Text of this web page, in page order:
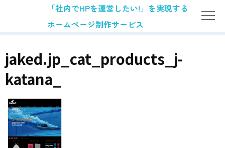
「社内でHPを運営したい!」を実現する
ホームページ制作サービス
jaked.jp_cat_products_j-
katana_